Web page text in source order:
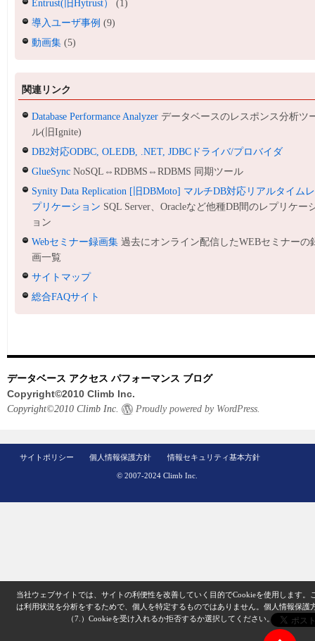
Entrust(旧Hytrust）
(1)
導入ユーザ事例 (9)
動画集 (5)
関連リンク
Database Performance Analyzer データベースのレスポンス分析ツ
ル(旧Ignite)
DB2対応ODBC, OLEDB, .NET, JDBCドライバ/プロバイダ
GlueSync NoSQL⇔RDBMS⇔RDBMS 同期ツール
Synity Data Replication [旧DBMoto] マルチDB対応リアルタイムレ
プリケーション SQL Server、Oracleなど他種DB間のレプリケー
ョン
Webセミナー録画集 過去にオンライン配信したWEBセミナーの
画一覧
サイトマップ
総合FAQサイト
データベース アクセス パフォーマンス ブログ
Copyright©2010 Climb Inc.
Copyright©2010 Climb Inc. Proudly powered by WordPress.
サイトポリシー 個人情報保護方針 情報セキュリティ基本方針
© 2007-2024 Climb Inc.
当社ウェブサイトでは、サイトの利便性を改善していく目的でCookieを使用します。
は利用状況を分析をするためで、個人を特定するものではありません。 個人情報保護
（7.）Cookieを受け入れるか拒否するか選択してください。